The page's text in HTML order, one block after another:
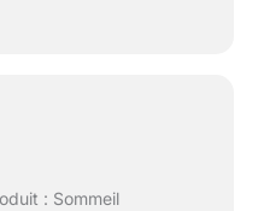
: Sommeil